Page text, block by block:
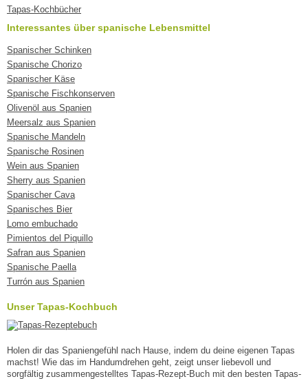
Tapas-Kochbücher
Interessantes über spanische Lebensmittel
Spanischer Schinken
Spanische Chorizo
Spanischer Käse
Spanische Fischkonserven
Olivenöl aus Spanien
Meersalz aus Spanien
Spanische Mandeln
Spanische Rosinen
Wein aus Spanien
Sherry aus Spanien
Spanischer Cava
Spanisches Bier
Lomo embuchado
Pimientos del Piquillo
Safran aus Spanien
Spanische Paella
Turrón aus Spanien
Unser Tapas-Kochbuch
Holen dir das Spaniengefühl nach Hause, indem du deine eigenen Tapas
machst! Wie das im Handumdrehen geht, zeigt unser liebevoll und
sorgfältig zusammengestelltes Tapas-Rezept-Buch mit den besten Tapas-